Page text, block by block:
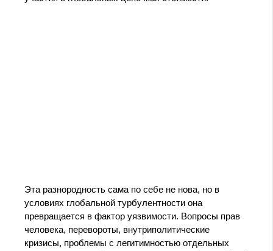
Эта разнородность сама по себе не нова, но в
условиях глобальной турбулентности она
превращается в фактор уязвимости. Вопросы прав
человека, перевороты, внутриполитические
кризисы, проблемы с легитимностью отдельных